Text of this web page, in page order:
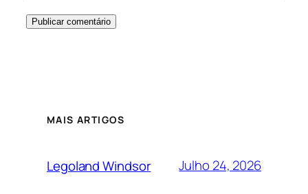
MAIS ARTIGOS
Legoland Windsor Julho 24, 2026